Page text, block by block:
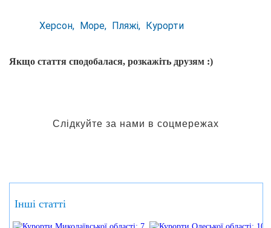
Херсон Море Пляжі Курорти
Якщо стаття сподобалася, розкажіть друзям :)
Слідкуйте за нами в соцмережах
Інші статті